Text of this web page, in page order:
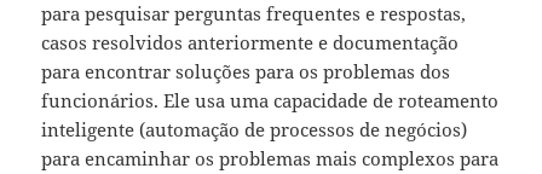
para pesquisar perguntas frequentes e respostas,
casos resolvidos anteriormente e documentação
para encontrar soluções para os problemas dos
funcionários. Ele usa uma capacidade de roteamento
inteligente (automação de processos de negócios)
para encaminhar os problemas mais complexos para